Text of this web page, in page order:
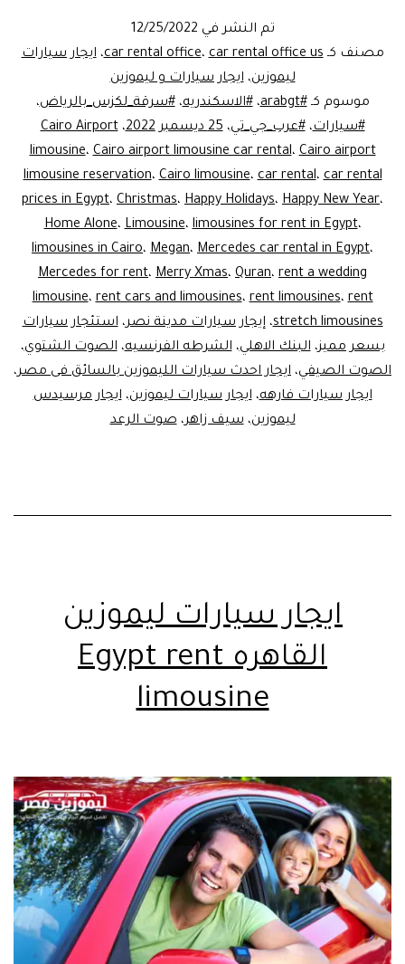
مدينةنصر
..cars
rent
Nasr
city
تم النشر في 12/25/2022
مصنف كـ
car rental office،car rental office us ،ايجار سيارات
ليموزين،ايجار سيارات و ليموزين
موسوم كـ#arabgt ،#الاسكندريه،#سرقة_لكزس_بالرياض،
#سيارات،#عرب_جي_تي،25 ديسمبر 2022 ،Cairo Airport
limousine،Cairo airport limousine car rental،Cairo airport
limousine reservation،Cairo limousine،car rental،car rental
prices in Egypt، Christmas، Happy Holidays، Happy New Year،
Home Alone،Limousine،limousines for rent in Egypt،
limousines in Cairo، Megan، Mercedes car rental in Egypt،
Mercedes for rent، Merry Xmas، Quran، rent a wedding
limousine،rent cars and limousines،rent limousines،rent
stretch limousines،إيجار سيارات مدينة نصر،استئجار سيارات
بسعر مميز،البنك الاهلي،الشرطه الفرنسيه،الصوت الشتوي،
الصوت الصيفي، ايجار احدث سيارات الليموزين بالسائق فى مصر،
ايجار سيارات فارهه،ايجار سيارات ليموزين،ايجار مرسيدس
ليموزين،سيف زاهر،صوت الرعد
ايجار سيارات ليموزين
القاهره Egypt rent
limousine